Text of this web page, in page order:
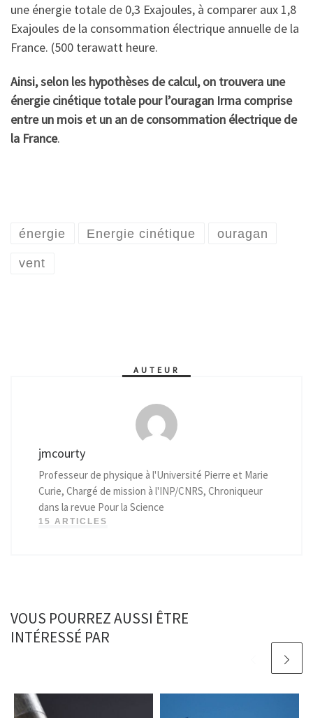
une énergie totale de 0,3 Exajoules, à comparer aux 1,8
Exajoules de la consommation électrique annuelle de la
France. (500 terawatt heure.
Ainsi, selon les hypothèses de calcul, on trouvera une
énergie cinétique totale pour l’ouragan Irma comprise
entre un mois et un an de consommation électrique de
la France.
énergie Energie cinétique ouragan
vent
AUTEUR
jmcourty
Professeur de physique à l'Université Pierre et Marie
Curie, Chargé de mission à l'INP/CNRS, Chroniqueur
dans la revue Pour la Science
15 ARTICLES
VOUS POURREZ AUSSI ÊTRE
INTÉRESSÉ PAR